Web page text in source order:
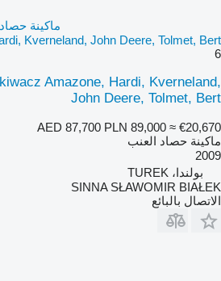
Kverneland, John Deere, Tolmet, Bert
6
Amazone, Hardi, Kverneland,
John Deere, Tolmet, Bert
AED 87,700 PLN 89,000 ≈ €20,670
ماكينة حصاد العنب
2009
بولندا، TUREK
SINNA SŁAWOMIR BIAŁEK
الاتصال بالبائع